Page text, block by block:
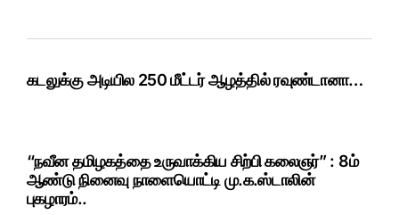
கடலுக்கு அடியில 250 மீட்டர் ஆழத்தில் ரவுண்டானா…
“நவீன தமிழகத்தை உருவாக்கிய சிற்பி கலைஞர்” : 8ம்
ஆண்டு நினைவு நாளையொட்டி மு.க.ஸ்டாலின்
புகழாரம்..